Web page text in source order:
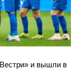
и вышли в